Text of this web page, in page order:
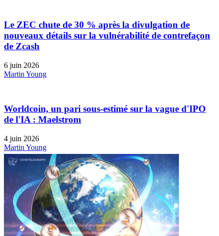
Le ZEC chute de 30 % après la divulgation de
nouveaux détails sur la vulnérabilité de contrefaçon
de Zcash
6 juin 2026
Martin Young
Worldcoin, un pari sous-estimé sur la vague d'IPO
de l'IA : Maelstrom
4 juin 2026
Martin Young